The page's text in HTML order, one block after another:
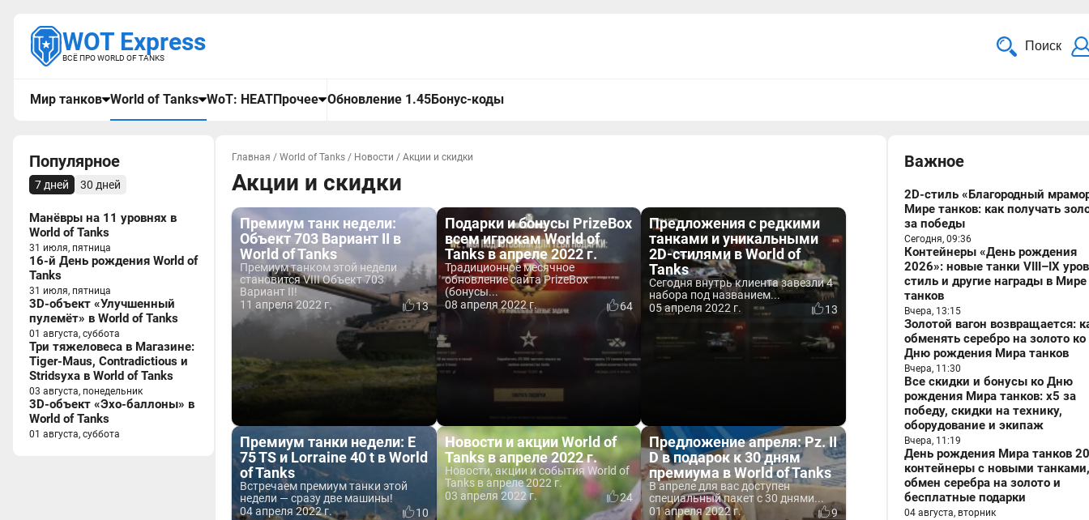
WOT Express
ВСЁ ПРО WORLD OF TANKS
Поиск
Мир танков World of Tanks WoT: HEATПрочее Обновление 1.45Бонус-коды
Популярное
7 дней 30 дней
Манёвры на 11 уровнях в
World of Tanks
31 июля, пятница
16-й День рождения World of
Tanks
31 июля, пятница
3D-объект «Улучшенный
пулемёт» в World of Tanks
01 августа, суббота
Три тяжеловеса в Магазине:
Tiger-Maus, Contradictious и
Stridsyxa в World of Tanks
03 августа, понедельник
3D-объект «Эхо-баллоны» в
World of Tanks
01 августа, суббота
Главная / World of Tanks / Новости / Акции и скидки
Акции и скидки
Премиум танк недели:
Объект 703 Вариант II в
World of Tanks
Премиум танком этой недели
становится VIII Объект 703
Вариант II!
11 апреля 2022 г.
13
Подарки и бонусы PrizeBox
всем игрокам World of
Tanks в апреле 2022 г.
Традиционное месячное
обновление сайта PrizeBox
(бонусы...
08 апреля 2022 г.
64
Предложения с редкими
танками и уникальными
2D-стилями в World of
Tanks
Сегодня внутрь клиента завезли 4
набора под названием...
05 апреля 2022 г.
13
Премиум танки недели: E
75 TS и Lorraine 40 t в World
of Tanks
Встречаем премиум танки этой
недели — сразу две машины!
04 апреля 2022 г.
10
Новости и акции World of
Tanks в апреле 2022 г.
Новости, акции и события World of
Tanks в апреле 2022 г.
03 апреля 2022 г.
24
Предложение апреля: Pz. II
D в подарок к 30 дням
премиума в World of Tanks
В апреле для вас доступен
специальный пакет с 30 днями...
01 апреля 2022 г.
9
Важное
2D-стиль «Благородный
Мире танков: как получать
за победы
Сегодня, 09:36
Контейнеры «День рождения
2026»: новые танки VIII–IX
стиль и другие награды в Мире
танков
Вчера, 13:15
Золотой вагон возвращается:
обменять серебро на золото ко
Дню рождения Мира танков
Вчера, 11:30
Все скидки и бонусы ко Дню
рождения Мира танков: x5 за
победу, скидки на технику,
оборудование и экипаж
Вчера, 11:19
День рождения Мира танков
контейнеры с новыми танками,
обмен серебра на золото и
бесплатные подарки
04 августа, вторник